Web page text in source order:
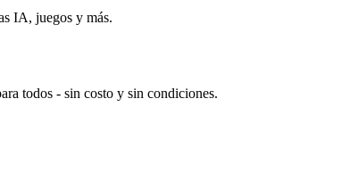
IA, juegos y más.
todos - sin costo y sin condiciones.